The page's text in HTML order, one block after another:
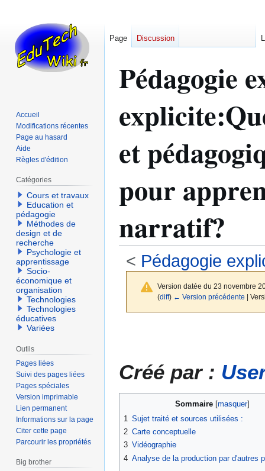
Pédagogie
et
pour
narratif?
< Pédagogie
Version datée du 23 novembre
(diff) ← Version précédente |
navigation
recherche
Créé par :
Sommaire
1 Sujet traité et sources utilisées :
2 Carte conceptuelle
3 Vidéographie
4 Analyse de la production par d'autres
Page Discussion
Accueil
Modifications récentes
Page au hasard
Aide
Règles d'édition
Catégories
Cours et travaux
Education et
pédagogie
Méthodes de
design et de
recherche
Psychologie et
apprentissage
Socio-
économique et
organisation
Technologies
Technologies
éducatives
Variées
Outils
Pages liées
Suivi des pages liées
Pages spéciales
Version imprimable
Lien permanent
Informations sur la page
Citer cette page
Parcourir les propriétés
Big brother